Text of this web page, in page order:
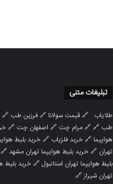
تبلیغات متنی
طلایاب 🔗قیمت سولانا 🔗فرزین طب 🔗
طب 🔗 🔗مرام چت 🔗 اصفهان چت 🔗
هواپیما 🔗خرید فلزیاب 🔗خرید بلیط
تهران 🔗خرید بلیط هوایپما تهران مشهد🔗
بلیط هوایپما تهران استانبول🔗خرید بلیط
تهران شیراز🔗